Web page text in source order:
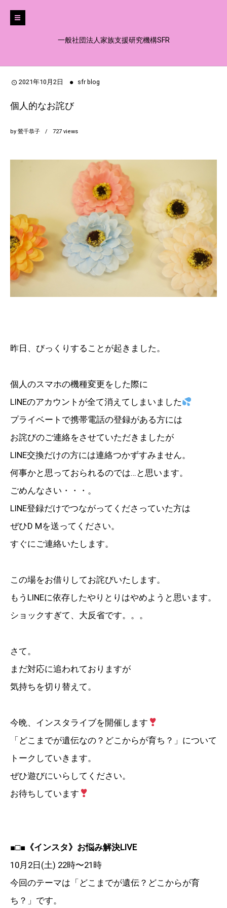
一般社団法人家族支援研究機構SFR
2021年10月2日 sfr blog
個人的なお詫び
by 鶯千恭子 727 views
昨日、びっくりすることが起きました。
個人のスマホの機種変更をした際に
LINEのアカウントが全て消えてしまいました
プライベートで携帯電話の登録がある方には
お詫びのご連絡をさせていただきましたが
LINE交換だけの方には連絡つかずすみません。
何事かと思っておられるのでは…と思います。
ごめんなさい・・・。
LINE登録だけでつながってくださっていた方は
ぜひD Mを送ってください。
すぐにご連絡いたします。
この場をお借りしてお詫びいたします。
もうLINEに依存したやりとりはやめようと思います。
ショックすぎて、大反省です。。。
さて。
まだ対応に追われておりますが
気持ちを切り替えて。
今晩、インスタライブを開催します
「どこまでが遺伝なの？どこからが育ち？」について
トークしていきます。
ぜひ遊びにいらしてください。
お待ちしています
■□■ 《インスタ》お悩み解決LIVE
10月2日(土) 22時〜21時
今回のテーマは「どこまでが遺伝？どこからが育
ち？」です。